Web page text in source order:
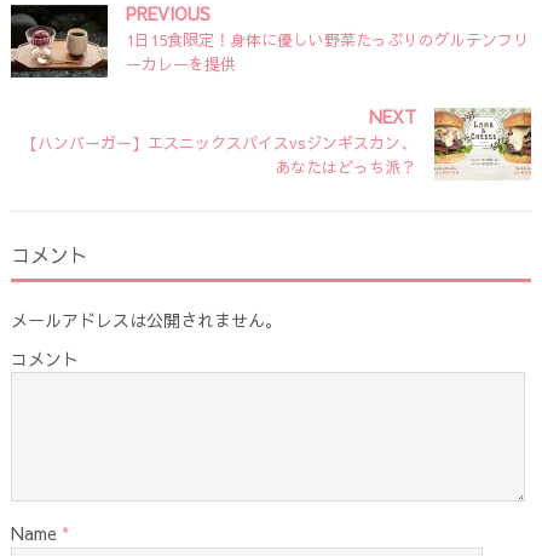
PREVIOUS
1日15食限定！身体に優しい野菜たっぷりのグルテンフリ
ーカレーを提供
NEXT
【ハンバーガー】エスニックスパイスvsジンギスカン、
あなたはどっち派？
コメント
メールアドレスは公開されません。
コメント
Name *